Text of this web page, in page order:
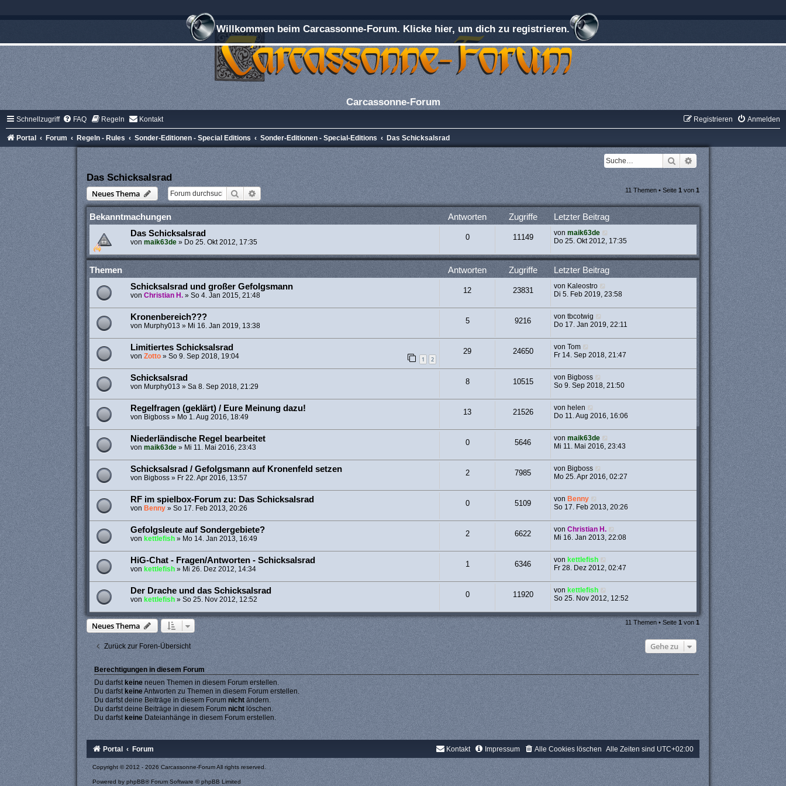
Willkommen beim Carcassonne-Forum. Klicke hier, um dich zu registrieren.
Carcassonne-Forum
Schnellzugriff FAQ Regeln Kontakt Anmelden
Registrieren
Portal Forum Regeln - Rules Sonder-Editionen - Special Editions Sonder-Editionen - Special-Editions Das Schicksalsrad
Suche
Erweiterte Suche
Das Schicksalsrad
Neues Thema
Suche Erweiterte Suche 11 Themen • Seite1 von1
Bekanntmachungen Antworten Zugriffe Letzter Beitrag
Das Schicksalsrad
von maik63de» Do 25. Okt 2012, 17:35
0 11149 vonmaik63de
Do 25. Okt 2012, 17:35
Themen Antworten Zugriffe Letzter Beitrag
Schicksalsrad und großer Gefolgsmann
von Christian H.» So 4. Jan 2015, 21:48
12 23831 von Kaleostro
Di 5. Feb 2019, 23:58
Kronenbereich???
von Murphy013 » Mi 16. Jan 2019, 13:38
5 9216 vontbcotwig
Do 17. Jan 2019, 22:11
Limitiertes Schicksalsrad
von Zotto» So 9. Sep 2018, 19:04 1 2
29 24650 vonTom
Fr 14. Sep 2018, 21:47
Schicksalsrad
von Murphy013 » Sa 8. Sep 2018, 21:29
8 10515 von Bigboss
So 9. Sep 2018, 21:50
Regelfragen (geklärt) / Eure Meinung dazu!
von Bigboss» Mo 1. Aug 2016, 18:49
13 21526 von helen
Do 11. Aug 2016, 16:06
Niederländische Regel bearbeitet
von maik63de» Mi 11. Mai 2016, 23:43
0 5646 vonmaik63de
Mi 11. Mai 2016, 23:43
Schicksalsrad / Gefolgsmann auf Kronenfeld setzen
von Bigboss» Fr 22. Apr 2016, 13:57
2 7985 von Bigboss
Mo 25. Apr 2016, 02:27
RF im spielbox-Forum zu: Das Schicksalsrad
von Benny» So 17. Feb 2013, 20:26
0 5109 von Benny
So 17. Feb 2013, 20:26
Gefolgsleute auf Sondergebiete?
von kettlefish» Mo 14. Jan 2013, 16:49
2 6622 vonChristian H.
Mi 16. Jan 2013, 22:08
HiG-Chat - Fragen/Antworten - Schicksalsrad
von kettlefish» Mi 26. Dez 2012, 14:34
1 6346 von kettlefish
Fr 28. Dez 2012, 02:47
Der Drache und das Schicksalsrad
von kettlefish» So 25. Nov 2012, 12:52
0 11920 von kettlefish
So 25. Nov 2012, 12:52
Neues Thema 11 Themen • Seite1von1
Zurück zur Foren-Übersicht Gehe zu
Berechtigungen in diesem Forum
Du darfst keineneuen Themen in diesem Forum erstellen.
Du darfst keineAntworten zu Themen in diesem Forum erstellen.
Du darfst deine Beiträge in diesem Forumnichtändern.
Du darfst deine Beiträge in diesem Forum nichtlöschen.
Du darfst keineDateianhänge in diesem Forum erstellen.
Portal Forum Alle Zeiten sind UTC+02:00
Alle Cookies löschen
Impressum
Kontakt
Copyright © 2012 - 2026 Carcassonne-Forum All rights reserved.
Powered by phpBB® Forum Software © phpBB Limited